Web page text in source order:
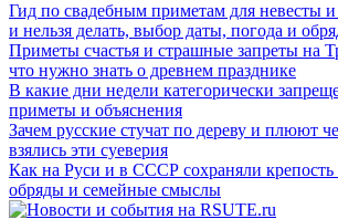
Гид по свадебным приметам для невесты
и нельзя делать, выбор даты, погода и
Приметы счастья и страшные запреты на
что нужно знать о древнем празднике
В какие дни недели категорически
приметы и объяснения
Зачем русские стучат по дереву и плюют
взялись эти суеверия
Как на Руси и в СССР сохраняли крепость
обряды и семейные смыслы